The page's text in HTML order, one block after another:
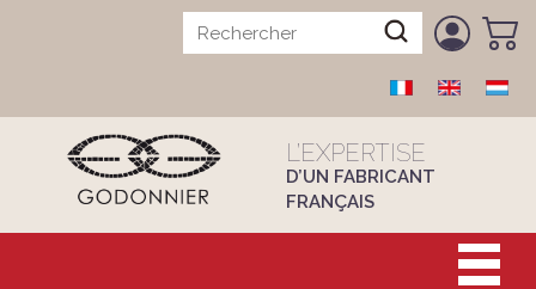
L’EXPERTISE
D’UN FABRICANT
FRANÇAIS